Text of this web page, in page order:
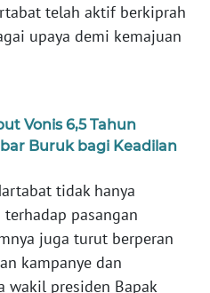
telah aktif berkiprah
upaya demi kemajuan
Vonis 6,5 Tahun
Buruk bagi Keadilan
tidak hanya
pasangan
juga turut berperan
kampanye dan
wakil presiden Bapak